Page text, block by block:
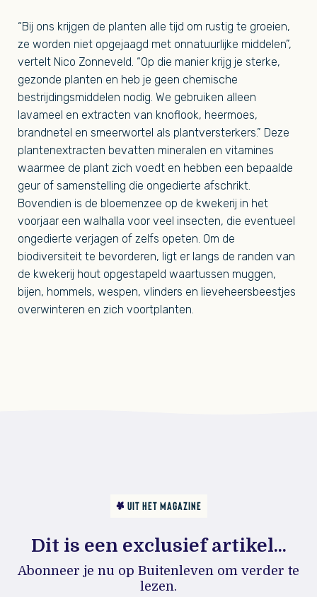
“Bij ons krijgen de planten alle tijd om rustig te groeien,
ze worden niet opgejaagd met onnatuurlijke middelen”,
vertelt Nico Zonneveld. “Op die manier krijg je sterke,
gezonde planten en heb je geen chemische
bestrijdingsmiddelen nodig. We gebruiken alleen
lavameel en extracten van knoflook, heermoes,
brandnetel en smeerwortel als plantversterkers.” Deze
plantenextracten bevatten mineralen en vitamines
waarmee de plant zich voedt en hebben een bepaalde
geur of samenstelling die ongedierte afschrikt.
Bovendien is de bloemenzee op de kwekerij in het
voorjaar een walhalla voor veel insecten, die eventueel
ongedierte verjagen of zelfs opeten. Om de
biodiversiteit te bevorderen, ligt er langs de randen van
de kwekerij hout opgestapeld waartussen muggen,
bijen, hommels, wespen, vlinders en lieveheersbeestjes
overwinteren en zich voortplanten.
Dit is een exclusief artikel...
Abonneer je nu op Buitenleven om verder te
lezen.
UIT HET MAGAZINE